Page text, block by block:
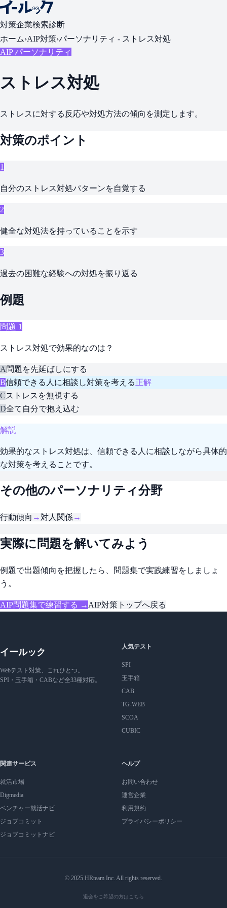
対策企業検索診断
ホーム›AIP対策›パーソナリティ - ストレス対処
AIP パーソナリティ
ストレス対処
ストレスに対する反応や対処方法の傾向を測定します。
対策のポイント
1
自分のストレス対処パターンを自覚する
2
健全な対処法を持っていることを示す
3
過去の困難な経験への対処を振り返る
例題
問題 1
ストレス対処で効果的なのは？
A 問題を先延ばしにする
B信頼できる人に相談し対策を考える正解
Cストレスを無視する
D全て自分で抱え込む
解説
効果的なストレス対処は、信頼できる人に相談しながら具体的
な対策を考えることです。
その他のパーソナリティ分野
行動傾向 → 対人関係→
実際に問題を解いてみよう
例題で出題傾向を把握したら、問題集で実践練習をしましょ
う。
AIP問題集で練習する → AIP対策トップへ戻る
イールック
Webテスト対策、これひとつ。
SPI・玉手箱・CABなど全33種対応。
人気テスト
SPI
玉手箱
CAB
TG-WEB
SCOA
CUBIC
関連サービス
就活市場
Digmedia
ベンチャー就活ナビ
ジョブコミット
ジョブコミットナビ
ヘルプ
お問い合わせ
運営企業
利用規約
プライバシーポリシー
© 2025 HRteam Inc. All rights reserved.
退会をご希望の方はこちら